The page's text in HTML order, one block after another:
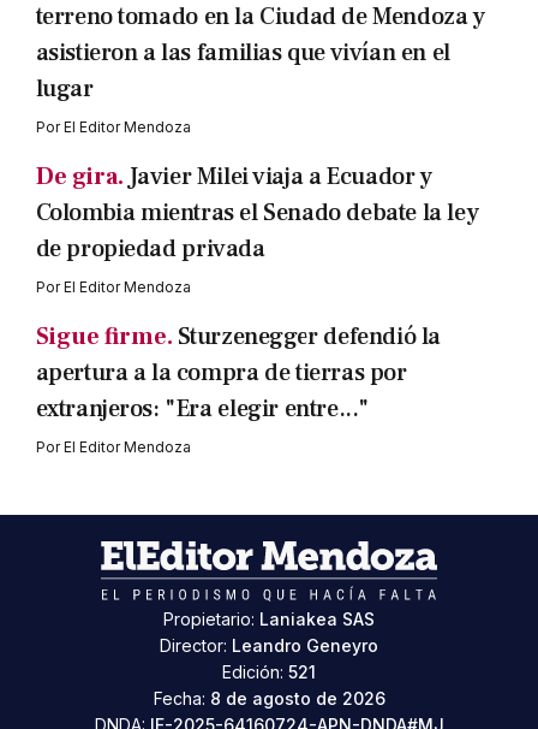
terreno tomado en la Ciudad de Mendoza y
asistieron a las familias que vivían en el
lugar
PorEl Editor Mendoza
De gira. Javier Milei viaja a Ecuador y
Colombia mientras el Senado debate la ley
de propiedad privada
PorEl Editor Mendoza
Sigue firme. Sturzenegger defendió la
apertura a la compra de tierras por
extranjeros: "Era elegir entre..."
PorEl Editor Mendoza
Propietario: Laniakea SAS
Director: Leandro Geneyro
Edición: 521
Fecha: 8 de agosto de 2026